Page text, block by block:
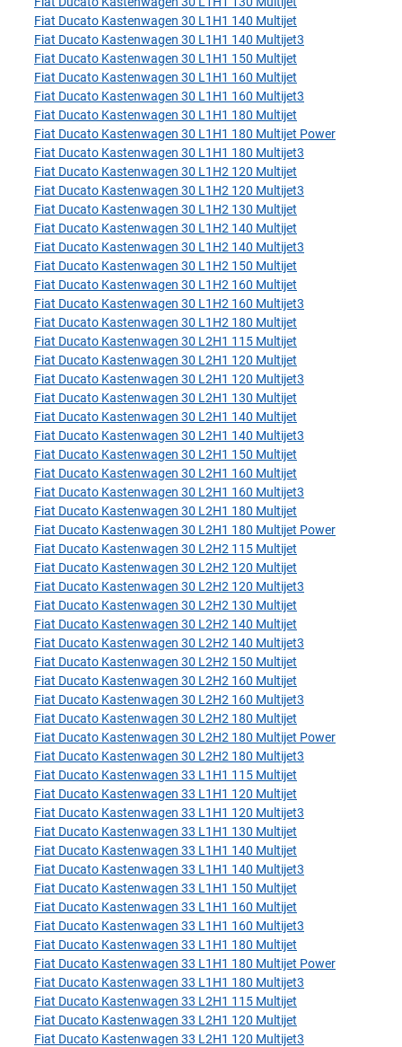
Fiat Ducato Kastenwagen 30 L1H1 140 Multijet
Fiat Ducato Kastenwagen 30 L1H1 140 Multijet3
Fiat Ducato Kastenwagen 30 L1H1 150 Multijet
Fiat Ducato Kastenwagen 30 L1H1 160 Multijet
Fiat Ducato Kastenwagen 30 L1H1 160 Multijet3
Fiat Ducato Kastenwagen 30 L1H1 180 Multijet
Fiat Ducato Kastenwagen 30 L1H1 180 Multijet Power
Fiat Ducato Kastenwagen 30 L1H1 180 Multijet3
Fiat Ducato Kastenwagen 30 L1H2 120 Multijet
Fiat Ducato Kastenwagen 30 L1H2 120 Multijet3
Fiat Ducato Kastenwagen 30 L1H2 130 Multijet
Fiat Ducato Kastenwagen 30 L1H2 140 Multijet
Fiat Ducato Kastenwagen 30 L1H2 140 Multijet3
Fiat Ducato Kastenwagen 30 L1H2 150 Multijet
Fiat Ducato Kastenwagen 30 L1H2 160 Multijet
Fiat Ducato Kastenwagen 30 L1H2 160 Multijet3
Fiat Ducato Kastenwagen 30 L1H2 180 Multijet
Fiat Ducato Kastenwagen 30 L2H1 115 Multijet
Fiat Ducato Kastenwagen 30 L2H1 120 Multijet
Fiat Ducato Kastenwagen 30 L2H1 120 Multijet3
Fiat Ducato Kastenwagen 30 L2H1 130 Multijet
Fiat Ducato Kastenwagen 30 L2H1 140 Multijet
Fiat Ducato Kastenwagen 30 L2H1 140 Multijet3
Fiat Ducato Kastenwagen 30 L2H1 150 Multijet
Fiat Ducato Kastenwagen 30 L2H1 160 Multijet
Fiat Ducato Kastenwagen 30 L2H1 160 Multijet3
Fiat Ducato Kastenwagen 30 L2H1 180 Multijet
Fiat Ducato Kastenwagen 30 L2H1 180 Multijet Power
Fiat Ducato Kastenwagen 30 L2H2 115 Multijet
Fiat Ducato Kastenwagen 30 L2H2 120 Multijet
Fiat Ducato Kastenwagen 30 L2H2 120 Multijet3
Fiat Ducato Kastenwagen 30 L2H2 130 Multijet
Fiat Ducato Kastenwagen 30 L2H2 140 Multijet
Fiat Ducato Kastenwagen 30 L2H2 140 Multijet3
Fiat Ducato Kastenwagen 30 L2H2 150 Multijet
Fiat Ducato Kastenwagen 30 L2H2 160 Multijet
Fiat Ducato Kastenwagen 30 L2H2 160 Multijet3
Fiat Ducato Kastenwagen 30 L2H2 180 Multijet
Fiat Ducato Kastenwagen 30 L2H2 180 Multijet Power
Fiat Ducato Kastenwagen 30 L2H2 180 Multijet3
Fiat Ducato Kastenwagen 33 L1H1 115 Multijet
Fiat Ducato Kastenwagen 33 L1H1 120 Multijet
Fiat Ducato Kastenwagen 33 L1H1 120 Multijet3
Fiat Ducato Kastenwagen 33 L1H1 130 Multijet
Fiat Ducato Kastenwagen 33 L1H1 140 Multijet
Fiat Ducato Kastenwagen 33 L1H1 140 Multijet3
Fiat Ducato Kastenwagen 33 L1H1 150 Multijet
Fiat Ducato Kastenwagen 33 L1H1 160 Multijet
Fiat Ducato Kastenwagen 33 L1H1 160 Multijet3
Fiat Ducato Kastenwagen 33 L1H1 180 Multijet
Fiat Ducato Kastenwagen 33 L1H1 180 Multijet Power
Fiat Ducato Kastenwagen 33 L1H1 180 Multijet3
Fiat Ducato Kastenwagen 33 L2H1 115 Multijet
Fiat Ducato Kastenwagen 33 L2H1 120 Multijet
Fiat Ducato Kastenwagen 33 L2H1 120 Multijet3